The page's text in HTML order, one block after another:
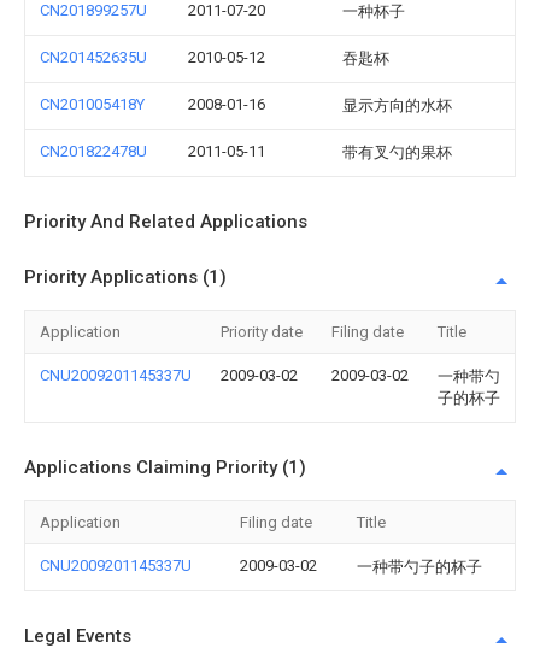
CN201899257U 2011-07-20 一种杯子
CN201452635U 2010-05-12 吞匙杯
CN201005418Y 2008-01-16 显示方向的水杯
CN201822478U 2011-05-11 带有叉勺的果杯
Priority And Related Applications
Priority Applications (1)
Application Priority date Filing date Title
CNU2009201145337U 2009-03-02 2009-03-02
一种带勺
子的杯子
Applications Claiming Priority (1)
Application Filing date Title
CNU2009201145337U 2009-03-02 一种带勺子的杯子
Legal Events